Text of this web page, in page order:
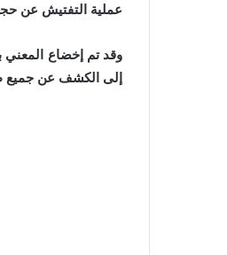
عملية التفتيش عن
وقد تم إخضاع المعني
إلى الكشف عن جميع